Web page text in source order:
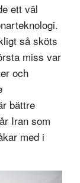
ett väl
så sköts
miss var
och
bättre
Iran som
med i